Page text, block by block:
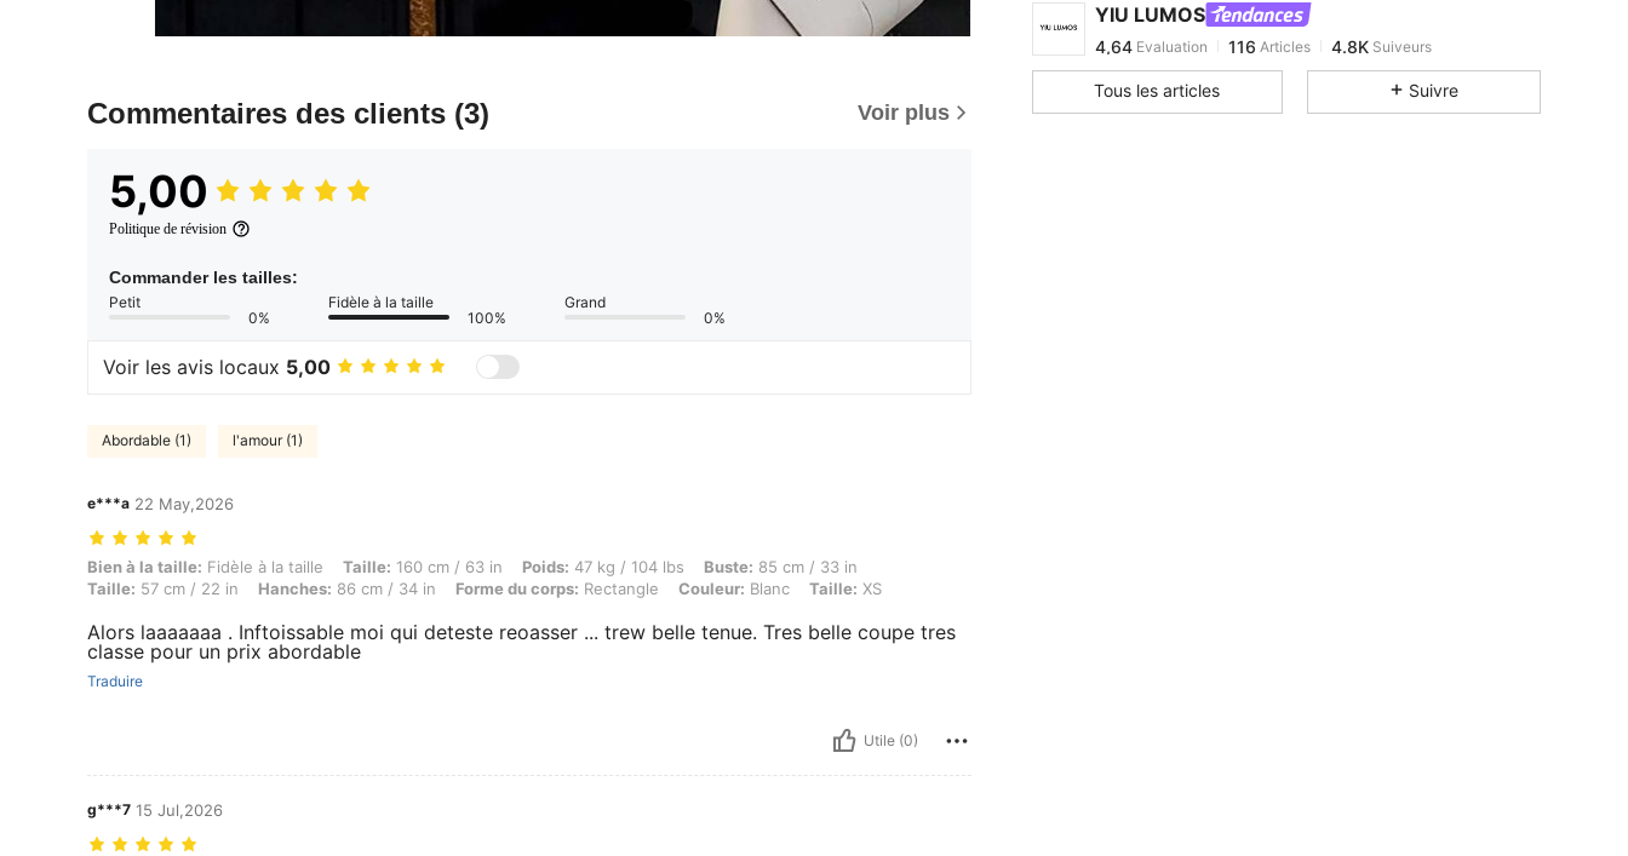
Commentaires des clients (3) Voir plus
5,00
Politique de révision
Commander les tailles:
Petit
0%
Fidèle à la taille
100%
Grand
0%
Voir les avis locaux 5,00
Abordable (1) l'amour (1)
e***a 22 May,2026
Bien à la taille: Fidèle à la taille, Taille: 160 cm / 63 in, Poids: 47 kg / 104 lbs, Buste: 85 cm / 33 in, Taille: 57 cm / 22 in, Hanches: 86 cm / 34 in, Forme du corps: Rectangle, Couleur: Blanc, Taille: XS
Bien à la taille: Fidèle à la taille Taille: 160 cm / 63 in Poids: 47 kg / 104 lbs Buste: 85 cm / 33 in
Taille: 57 cm / 22 in Hanches: 86 cm / 34 in Forme du corps: Rectangle Couleur: Blanc Taille: XS
Alors laaaaaaa . Inftoissable moi qui deteste reoasser ... trew belle tenue. Tres belle coupe tres
classe pour un prix abordable
Traduire
Utile (0)
g***7 15 Jul,2026
YIU LUMOS
Evaluation 116Articles
m***9est en train de naviguer
4,64 116
4.8K
4,64
Tous les articles Suivre